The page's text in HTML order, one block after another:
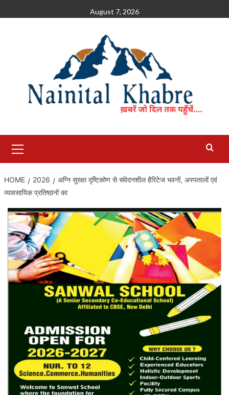
to
August 7, 2026
Menu
HOME 2026
अग्नि सुरक्षा दृष्टिकोण से संवेदनशील हैरिटेज भवनों, अस्पतालों एवं
व्यावसायिक प्रतिष्ठानों का